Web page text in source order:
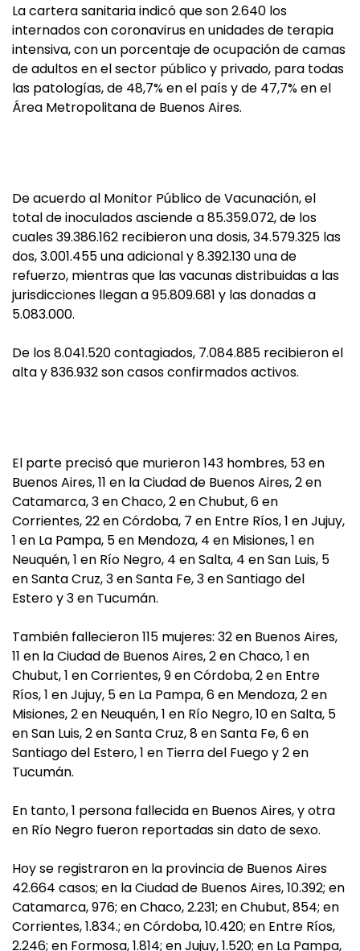
La cartera sanitaria indicó que son 2.640 los
internados con coronavirus en unidades de terapia
intensiva, con un porcentaje de ocupación de camas
de adultos en el sector público y privado, para todas
las patologías, de 48,7% en el país y de 47,7% en el
Área Metropolitana de Buenos Aires.
De acuerdo al Monitor Público de Vacunación, el
total de inoculados asciende a 85.359.072, de los
cuales 39.386.162 recibieron una dosis, 34.579.325 las
dos, 3.001.455 una adicional y 8.392.130 una de
refuerzo, mientras que las vacunas distribuidas a las
jurisdicciones llegan a 95.809.681 y las donadas a
5.083.000.
De los 8.041.520 contagiados, 7.084.885 recibieron el
alta y 836.932 son casos confirmados activos.
El parte precisó que murieron 143 hombres, 53 en
Buenos Aires, 11 en la Ciudad de Buenos Aires, 2 en
Catamarca, 3 en Chaco, 2 en Chubut, 6 en
Corrientes, 22 en Córdoba, 7 en Entre Ríos, 1 en Jujuy,
1 en La Pampa, 5 en Mendoza, 4 en Misiones, 1 en
Neuquén, 1 en Río Negro, 4 en Salta, 4 en San Luis, 5
en Santa Cruz, 3 en Santa Fe, 3 en Santiago del
Estero y 3 en Tucumán.
También fallecieron 115 mujeres: 32 en Buenos Aires,
11 en la Ciudad de Buenos Aires, 2 en Chaco, 1 en
Chubut, 1 en Corrientes, 9 en Córdoba, 2 en Entre
Ríos, 1 en Jujuy, 5 en La Pampa, 6 en Mendoza, 2 en
Misiones, 2 en Neuquén, 1 en Río Negro, 10 en Salta, 5
en San Luis, 2 en Santa Cruz, 8 en Santa Fe, 6 en
Santiago del Estero, 1 en Tierra del Fuego y 2 en
Tucumán.
En tanto, 1 persona fallecida en Buenos Aires, y otra
en Río Negro fueron reportadas sin dato de sexo.
Hoy se registraron en la provincia de Buenos Aires
42.664 casos; en la Ciudad de Buenos Aires, 10.392; en
Catamarca, 976; en Chaco, 2.231; en Chubut, 854; en
Corrientes, 1.834.; en Córdoba, 10.420; en Entre Ríos,
2.246; en Formosa, 1.814; en Jujuy, 1.520; en La Pampa,